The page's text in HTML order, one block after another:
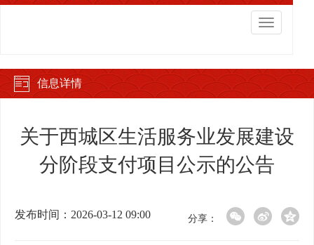
切
换
航
信息详情
关于西城区生活服务业发展建设
分阶段支付项目公示的公告
发布时间：2026-03-12 09:00 分享：